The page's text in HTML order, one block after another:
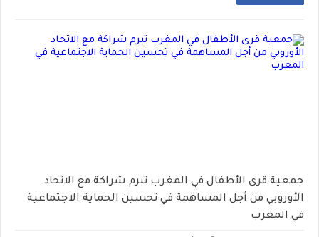
جمعية قرى الأطفال في المغرب تبرم شراكة مع الاتحاد
الأوروبي من أجل المساهمة في تحسين الحماية الاجتماعية
في المغرب